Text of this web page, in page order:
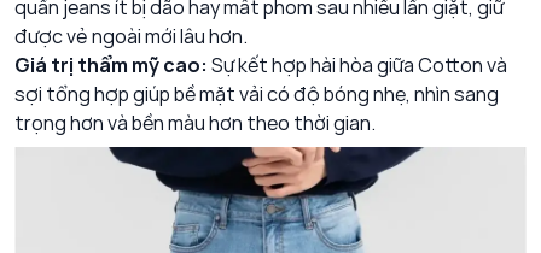
quần jeans ít bị dão hay mất phom sau nhiều lần giặt, giữ
được vẻ ngoài mới lâu hơn.
Giá trị thẩm mỹ cao: Sự kết hợp hài hòa giữa Cotton và
sợi tổng hợp giúp bề mặt vải có độ bóng nhẹ, nhìn sang
trọng hơn và bền màu hơn theo thời gian.